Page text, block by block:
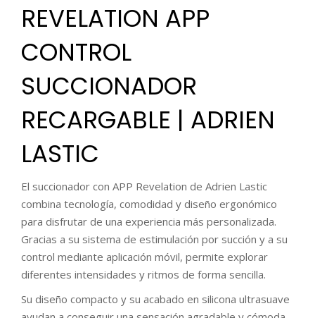
REVELATION APP
CONTROL
SUCCIONADOR
RECARGABLE | ADRIEN
LASTIC
El succionador con APP Revelation de Adrien Lastic
combina tecnología, comodidad y diseño ergonómico
para disfrutar de una experiencia más personalizada.
Gracias a su sistema de estimulación por succión y a su
control mediante aplicación móvil, permite explorar
diferentes intensidades y ritmos de forma sencilla.
Su diseño compacto y su acabado en silicona ultrasuave